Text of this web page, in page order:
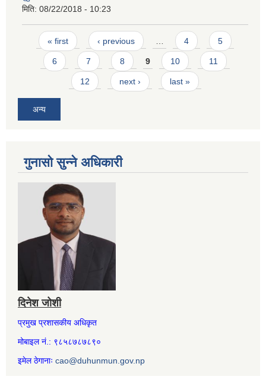
मिति: 08/22/2018 - 10:23
Pages
« first ‹ previous 4 5
6 7 8 9 10 11
12 next › last »
अन्य
गुनासो सुन्ने अधिकारी
दिनेश जोशी
प्रमुख प्रशासकीय अधिकृत
मोबाइल नं.: ९८५८७८७८९०
इमेल ठेगानाः cao@duhunmun.gov.np